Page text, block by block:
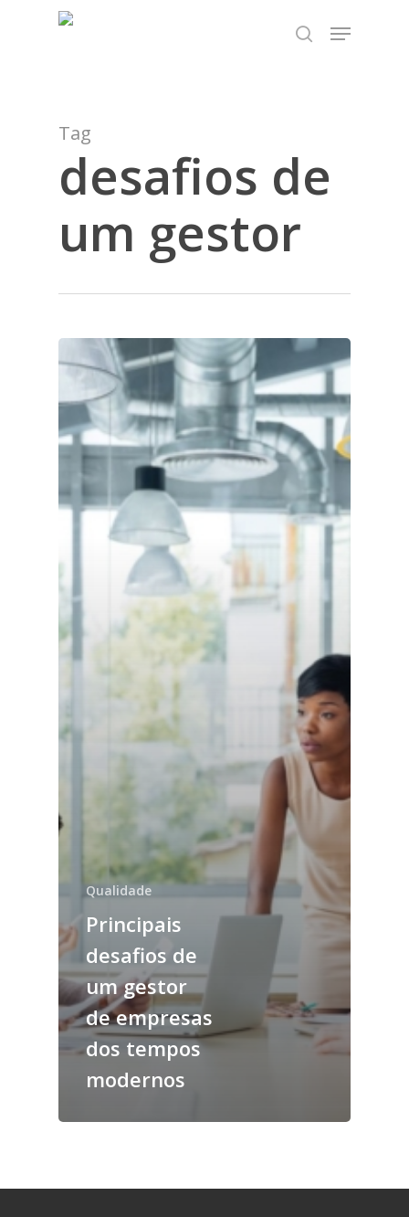
TEST89838
search
Menu
Tag
desafios de
um gestor
Qualidade
Principais
desafios de
um gestor
de empresas
dos tempos
modernos